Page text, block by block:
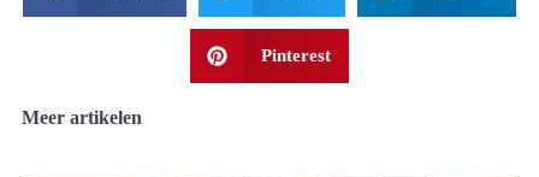
Pinterest
Meer artikelen